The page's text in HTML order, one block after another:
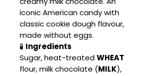
iconic American candy with
classic cookie dough flavour,
made without eggs.
🧪 Ingredients
Sugar, heat-treatedWHEAT
flour, milk chocolate (MILK),